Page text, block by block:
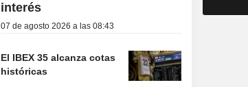
interés
07 de agosto 2026 a las 08:43
El IBEX 35 alcanza cotas
históricas